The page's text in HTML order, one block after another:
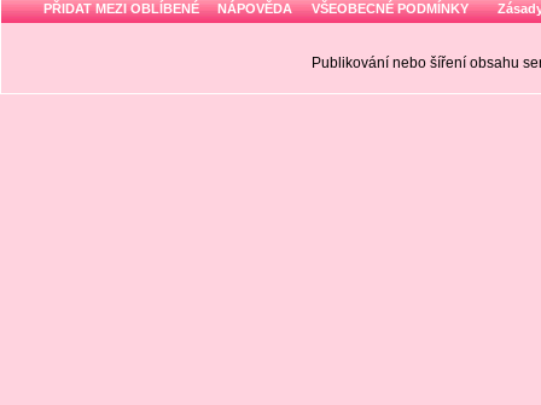
PŘIDAT MEZI OBLÍBENÉ NÁPOVĚDA VŠEOBECNÉ PODMÍNKY
Publikování nebo šíření obsahu